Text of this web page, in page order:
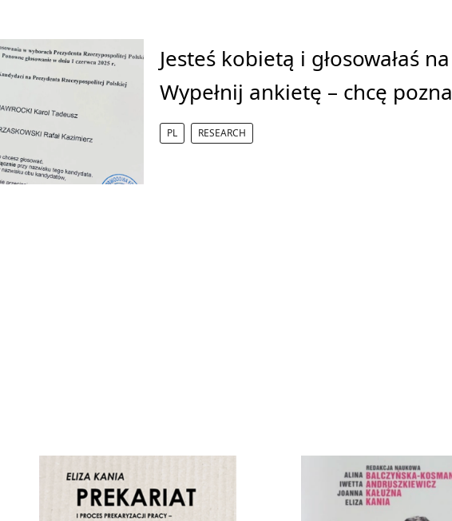
Jesteś kobietą i głosowałaś
Wypełnij ankietę – chcę
PL RESEARCH